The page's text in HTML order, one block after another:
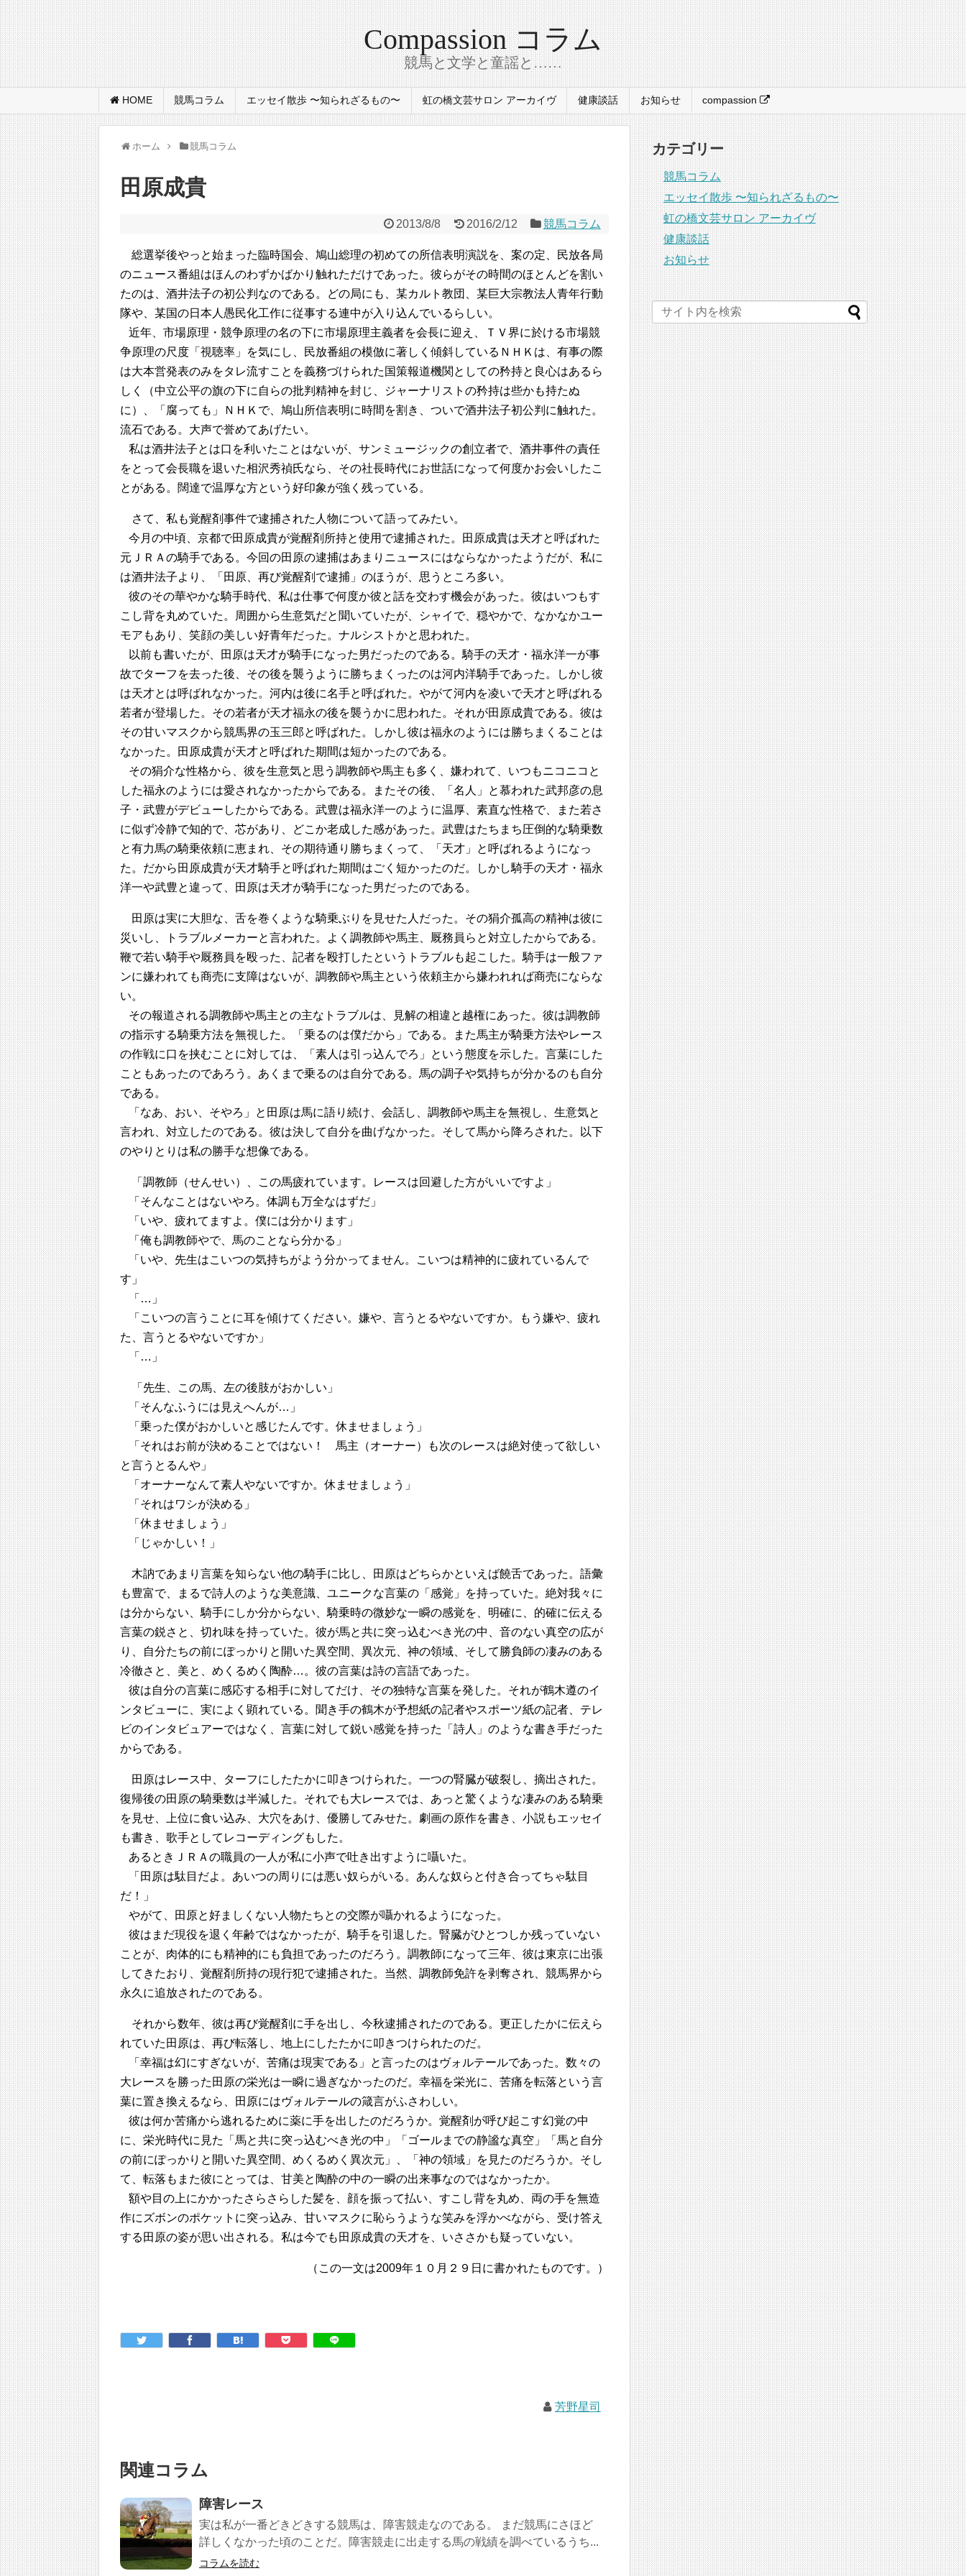
Compassion コラム
競馬と文学と童謡と……
HOME 競馬コラム エッセイ散歩 〜知られざるもの〜 虹の橋文芸サロン アーカイヴ 健康談話 お知らせ compassion
ホーム 競馬コラム
田原成貴
2013/8/8 2016/2/12 競馬コラム
総選挙後やっと始まった臨時国会、鳩山総理の初めての所信表明演説を、案の定、民放各局
のニュース番組はほんのわずかばかり触れただけであった。彼らがその時間のほとんどを割い
たのは、酒井法子の初公判なのである。どの局にも、某カルト教団、某巨大宗教法人青年行動
隊や、某国の日本人愚民化工作に従事する連中が入り込んでいるらしい。
近年、市場原理・競争原理の名の下に市場原理主義者を会長に迎え、ＴＶ界に於ける市場競
争原理の尺度「視聴率」を気にし、民放番組の模倣に著しく傾斜しているＮＨＫは、有事の際
は大本営発表のみをタレ流すことを義務づけられた国策報道機関としての矜持と良心はあるら
しく（中立公平の旗の下に自らの批判精神を封じ、ジャーナリストの矜持は些かも持たぬ
に）、「腐っても」ＮＨＫで、鳩山所信表明に時間を割き、ついで酒井法子初公判に触れた。
流石である。大声で誉めてあげたい。
私は酒井法子とは口を利いたことはないが、サンミュージックの創立者で、酒井事件の責任
をとって会長職を退いた相沢秀禎氏なら、その社長時代にお世話になって何度かお会いしたこ
とがある。闊達で温厚な方という好印象が強く残っている。
さて、私も覚醒剤事件で逮捕された人物について語ってみたい。
今月の中頃、京都で田原成貴が覚醒剤所持と使用で逮捕された。田原成貴は天才と呼ばれた
元ＪＲＡの騎手である。今回の田原の逮捕はあまりニュースにはならなかったようだが、私に
は酒井法子より、「田原、再び覚醒剤で逮捕」のほうが、思うところ多い。
彼のその華やかな騎手時代、私は仕事で何度か彼と話を交わす機会があった。彼はいつもす
こし背を丸めていた。周囲から生意気だと聞いていたが、シャイで、穏やかで、なかなかユー
モアもあり、笑顔の美しい好青年だった。ナルシストかと思われた。
以前も書いたが、田原は天才が騎手になった男だったのである。騎手の天才・福永洋一が事
故でターフを去った後、その後を襲うように勝ちまくったのは河内洋騎手であった。しかし彼
は天才とは呼ばれなかった。河内は後に名手と呼ばれた。やがて河内を凌いで天才と呼ばれる
若者が登場した。その若者が天才福永の後を襲うかに思われた。それが田原成貴である。彼は
その甘いマスクから競馬界の玉三郎と呼ばれた。しかし彼は福永のようには勝ちまくることは
なかった。田原成貴が天才と呼ばれた期間は短かったのである。
その狷介な性格から、彼を生意気と思う調教師や馬主も多く、嫌われて、いつもニコニコと
した福永のようには愛されなかったからである。またその後、「名人」と慕われた武邦彦の息
子・武豊がデビューしたからである。武豊は福永洋一のように温厚、素直な性格で、また若さ
に似ず冷静で知的で、芯があり、どこか老成した感があった。武豊はたちまち圧倒的な騎乗数
と有力馬の騎乗依頼に恵まれ、その期待通り勝ちまくって、「天才」と呼ばれるようになっ
た。だから田原成貴が天才騎手と呼ばれた期間はごく短かったのだ。しかし騎手の天才・福永
洋一や武豊と違って、田原は天才が騎手になった男だったのである。
田原は実に大胆な、舌を巻くような騎乗ぶりを見せた人だった。その狷介孤高の精神は彼に
災いし、トラブルメーカーと言われた。よく調教師や馬主、厩務員らと対立したからである。
鞭で若い騎手や厩務員を殴った、記者を殴打したというトラブルも起こした。騎手は一般ファ
ンに嫌われても商売に支障はないが、調教師や馬主という依頼主から嫌われれば商売にならな
い。
その報道される調教師や馬主との主なトラブルは、見解の相違と越権にあった。彼は調教師
の指示する騎乗方法を無視した。「乗るのは僕だから」である。また馬主が騎乗方法やレース
の作戦に口を挟むことに対しては、「素人は引っ込んでろ」という態度を示した。言葉にした
こともあったのであろう。あくまで乗るのは自分である。馬の調子や気持ちが分かるのも自分
である。
「なあ、おい、そやろ」と田原は馬に語り続け、会話し、調教師や馬主を無視し、生意気と
言われ、対立したのである。彼は決して自分を曲げなかった。そして馬から降ろされた。以下
のやりとりは私の勝手な想像である。
「調教師（せんせい）、この馬疲れています。レースは回避した方がいいですよ」
「そんなことはないやろ。体調も万全なはずだ」
「いや、疲れてますよ。僕には分かります」
「俺も調教師やで、馬のことなら分かる」
「いや、先生はこいつの気持ちがよう分かってません。こいつは精神的に疲れているんで
す」
「…」
「こいつの言うことに耳を傾けてください。嫌や、言うとるやないですか。もう嫌や、疲れ
た、言うとるやないですか」
「…」
「先生、この馬、左の後肢がおかしい」
「そんなふうには見えへんが…」
「乗った僕がおかしいと感じたんです。休ませましょう」
「それはお前が決めることではない！ 馬主（オーナー）も次のレースは絶対使って欲しい
と言うとるんや」
「オーナーなんて素人やないですか。休ませましょう」
「それはワシが決める」
「休ませましょう」
「じゃかしい！」
木訥であまり言葉を知らない他の騎手に比し、田原はどちらかといえば饒舌であった。語彙
も豊富で、まるで詩人のような美意識、ユニークな言葉の「感覚」を持っていた。絶対我々に
は分からない、騎手にしか分からない、騎乗時の微妙な一瞬の感覚を、明確に、的確に伝える
言葉の鋭さと、切れ味を持っていた。彼が馬と共に突っ込むべき光の中、音のない真空の広が
り、自分たちの前にぽっかりと開いた異空間、異次元、神の領域、そして勝負師の凄みのある
冷徹さと、美と、めくるめく陶酔…。彼の言葉は詩の言語であった。
彼は自分の言葉に感応する相手に対してだけ、その独特な言葉を発した。それが鶴木遵のイ
ンタビューに、実によく顕れている。聞き手の鶴木が予想紙の記者やスポーツ紙の記者、テレ
ビのインタビュアーではなく、言葉に対して鋭い感覚を持った「詩人」のような書き手だった
からである。
田原はレース中、ターフにしたたかに叩きつけられた。一つの腎臓が破裂し、摘出された。
復帰後の田原の騎乗数は半減した。それでも大レースでは、あっと驚くような凄みのある騎乗
を見せ、上位に食い込み、大穴をあけ、優勝してみせた。劇画の原作を書き、小説もエッセイ
も書き、歌手としてレコーディングもした。
あるときＪＲＡの職員の一人が私に小声で吐き出すように囁いた。
「田原は駄目だよ。あいつの周りには悪い奴らがいる。あんな奴らと付き合ってちゃ駄目
だ！」
やがて、田原と好ましくない人物たちとの交際が囁かれるようになった。
彼はまだ現役を退く年齢ではなかったが、騎手を引退した。腎臓がひとつしか残っていない
ことが、肉体的にも精神的にも負担であったのだろう。調教師になって三年、彼は東京に出張
してきたおり、覚醒剤所持の現行犯で逮捕された。当然、調教師免許を剥奪され、競馬界から
永久に追放されたのである。
それから数年、彼は再び覚醒剤に手を出し、今秋逮捕されたのである。更正したかに伝えら
れていた田原は、再び転落し、地上にしたたかに叩きつけられたのだ。
「幸福は幻にすぎないが、苦痛は現実である」と言ったのはヴォルテールであった。数々の
大レースを勝った田原の栄光は一瞬に過ぎなかったのだ。幸福を栄光に、苦痛を転落という言
葉に置き換えるなら、田原にはヴォルテールの箴言がふさわしい。
彼は何か苦痛から逃れるために薬に手を出したのだろうか。覚醒剤が呼び起こす幻覚の中
に、栄光時代に見た「馬と共に突っ込むべき光の中」「ゴールまでの静謐な真空」「馬と自分
の前にぽっかりと開いた異空間、めくるめく異次元」、「神の領域」を見たのだろうか。そし
て、転落もまた彼にとっては、甘美と陶酔の中の一瞬の出来事なのではなかったか。
額や目の上にかかったさらさらした髪を、顔を振って払い、すこし背を丸め、両の手を無造
作にズボンのポケットに突っ込み、甘いマスクに恥らうような笑みを浮かべながら、受け答え
する田原の姿が思い出される。私は今でも田原成貴の天才を、いささかも疑っていない。
（この一文は2009年１０月２９日に書かれたものです。）
芳野星司
関連コラム
障害レース
実は私が一番どきどきする競馬は、障害競走なのである。 まだ競馬にさほど
詳しくなかった頃のことだ。障害競走に出走する馬の戦績を調べているうち...
コラムを読む
カテゴリー
競馬コラム
エッセイ散歩 〜知られざるもの〜
虹の橋文芸サロン アーカイヴ
健康談話
お知らせ